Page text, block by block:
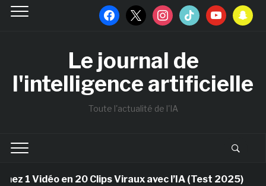
facebook
x instagramtiktok youtubesnapchat
Le journal de
l'intelligence artificielle
Toute l'actualité de l'IA
en 20 Clips Viraux avec l’IA (Test 2025) 9